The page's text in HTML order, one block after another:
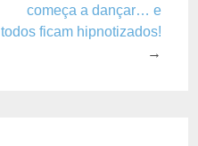
começa a dançar… e
todos ficam hipnotizados!
→